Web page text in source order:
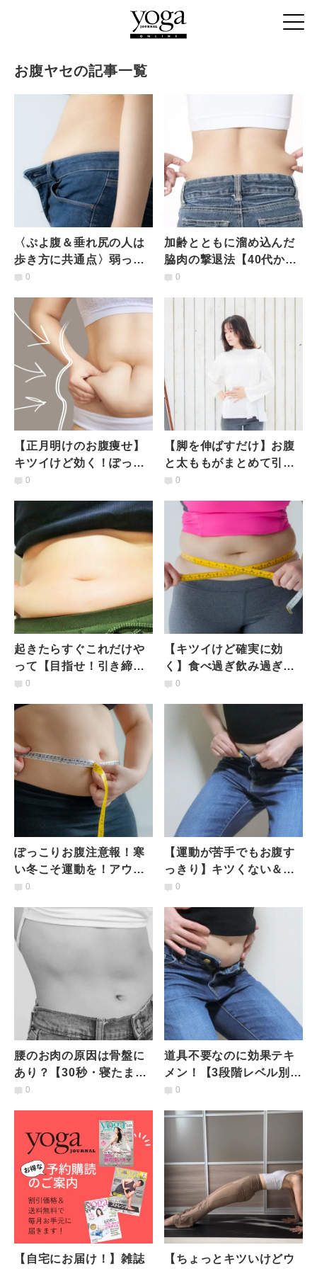
お腹ヤセの記事一覧
〈ぷよ腹＆垂れ尻の人は
歩き方に共通点〉弱った
筋肉に◎お腹とお尻をま
ーエクサ
0
加齢とともに溜め込んだ
脇肉の撃退法【40代から
対策を!】浮き輪肉すっき
0
【正月明けのお腹痩せ】
キツイけど効く！ぽっこ
りお腹が凹む四つ這い運
0
【脚を伸ばすだけ】お腹
と太ももがまとめて引き
締まる下半身エクササイ
0
起きたらすぐこれだけや
って【目指せ！引き締ま
った下腹】マイナス10歳
0
【キツイけど確実に効
く】食べ過ぎ飲み過ぎで
気づいたらお腹がぽっこ
締めエクサ
0
ぽっこりお腹注意報！寒
い冬こそ運動を！アウタ
ー・インナーマッスル、
エクサ
0
【運動が苦手でもお腹す
っきり】キツくない＆続
けやすい腹直筋ストレッ
0
腰のお肉の原因は骨盤に
あり？【30秒・寝たまま
足を揺らすだけ】くびれ
0
道具不要なのに効果テキ
メン！【3段階レベル別】
ぽっこりお腹がどんどん
0
【自宅にお届け！】雑誌 【ちょっとキツいけどウ